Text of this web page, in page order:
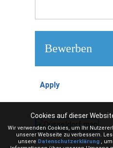
Bewerben
Apply
Cookies auf dieser
Wir verwenden Cookies, um Ihr
unserer Webseite zu verbessern.
unsere Datenschutzerklärung, um